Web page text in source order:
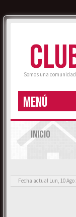
Somos una
MENÚ
INICIO
Fecha actual Lun, 10 Ago